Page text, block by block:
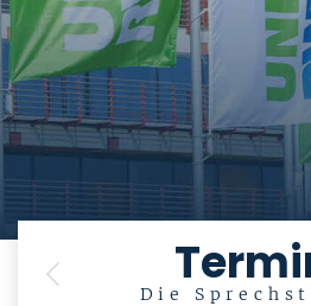
Die
Previous